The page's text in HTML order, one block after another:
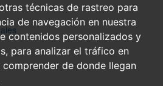
técnicas de rastreo para
de navegación en nuestra
contenidos personalizados y
para analizar el tráfico en
de donde llegan